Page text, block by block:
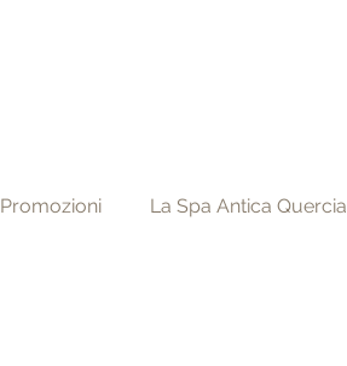
Promozioni La Spa Antica Quercia